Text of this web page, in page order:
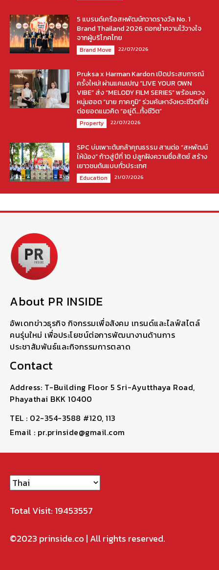
5 แบรนด์เครือสหพัฒน์กวาดรางวัล No. 1
Brand Thailand 2026 ตอกย้ำความไว้วางใจ
จากผู้บริโภคไทย
Brand Move 22/07/2026
Pruksa x Harman Kardon เปิดประสบการณ์
ครั้งใหม่! ผ่านแคมเปญ “LIVE YOUR OWN
VIBE” ส่ง “MELODY FILM SERIES” พร้อมควง
หนุ่มฮอต “มาย ภาคภูมิ” ร่วมค้นหาจังหวะชีวิตที่ใช่
ต่อยอดแนวคิด “อยู่ดี…ทั้งชีวิต”
Property 22/07/2026
SPC บ่มเพาะต้นกล้าคุณธรรม สานต่อ “สหพัฒน์
ให้น้อง” ก้าวสู่ปีที่ 10 ปลูกฝังความซื่อสัตย์ สร้าง
เยาวชนต้นแบบทั่วประเทศ
Education 21/07/2026
About PR INSIDE
อัพเดทข่าวธุรกิจ กิจกรรมเพื่อสังคม เทรนด์และไลฟ์สไตล์
คนรุ่นใหม่ เพื่อประโยชน์ต่อการพัฒนางานด้านการ
ประชาสัมพันธ์และกิจกรรมการตลาด
Contact
Address: T-Building Floor 5 Sri-Ayutthaya Road,
Phayathai BKK 10400
TEL : 02-354-3588 #120, 113
Email : pr.prinside@gmail.com
Total Visit: 19453557
©2023 prinside.co | All rights reserved.